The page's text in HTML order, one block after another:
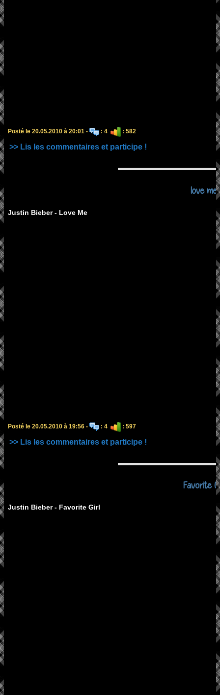
Posté le 20.05.2010 à 20:01 - : 4 : 582
>> Lis les commentaires et participe !
love me
Justin Bieber - Love Me
Posté le 20.05.2010 à 19:56 - : 4 : 597
>> Lis les commentaires et participe !
Favorite
Justin Bieber - Favorite Girl